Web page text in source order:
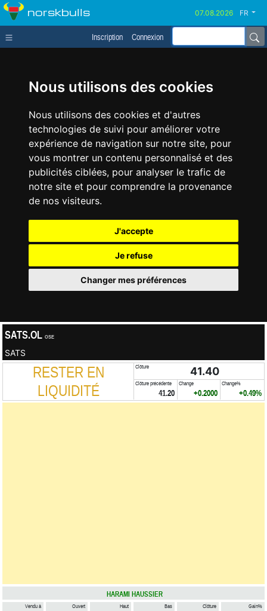
Nous utilisons des cookies
Nous utilisons des cookies et d'autres
technologies de suivi pour améliorer votre
expérience de navigation sur notre site, pour
vous montrer un contenu personnalisé et des
publicités ciblées, pour analyser le trafic de
notre site et pour comprendre la provenance
de nos visiteurs.
J'accepte
Je refuse
Changer mes préférences
norskbulls FR
Inscription Connexion
SATS.OL OSE
SATS
RESTER EN
LIQUIDITÉ
Clôture 41.40
Clôture précédente
41.20
Change
+0.2000
Change%
+0.49%
HARAMI HAUSSIER
Vendu à Ouvert Haut Bas Clôture Gain%